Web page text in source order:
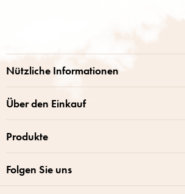
Nützliche Informationen
Über den Einkauf
Produkte
Folgen Sie uns